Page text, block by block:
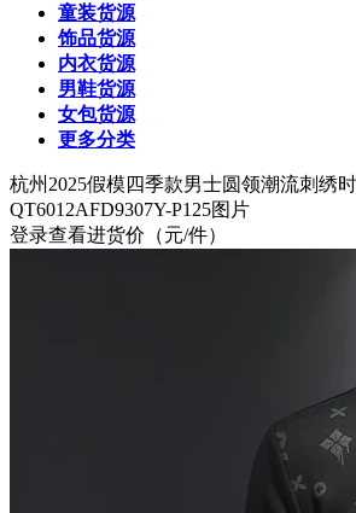
童装货源
饰品货源
内衣货源
男鞋货源
女包货源
更多分类
杭州 2025假模四季款男士圆领潮流刺绣
QT6012AFD9307Y-P125图片
登录查看进货价 （元/件）